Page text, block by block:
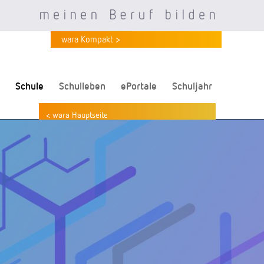
Schule Schulleben ePortale Schuljahr
wara Kompakt >
< wara Hauptseite